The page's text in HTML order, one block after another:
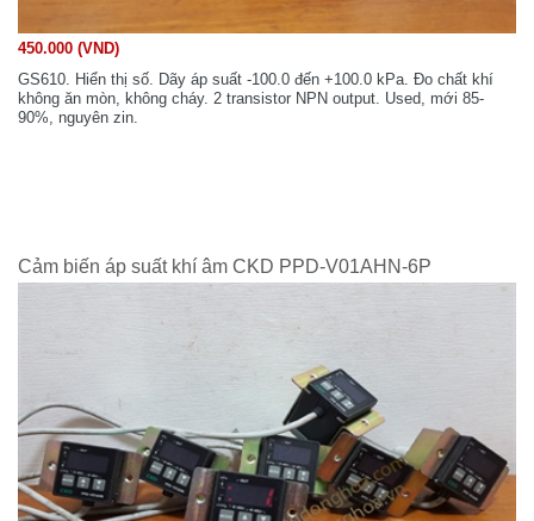
450.000 (VND)
GS610. Hiển thị số. Dãy áp suất -100.0 đến +100.0 kPa. Đo chất khí
không ăn mòn, không cháy. 2 transistor NPN output. Used, mới 85-
90%, nguyên zin.
Cảm biến áp suất khí âm CKD PPD-V01AHN-6P